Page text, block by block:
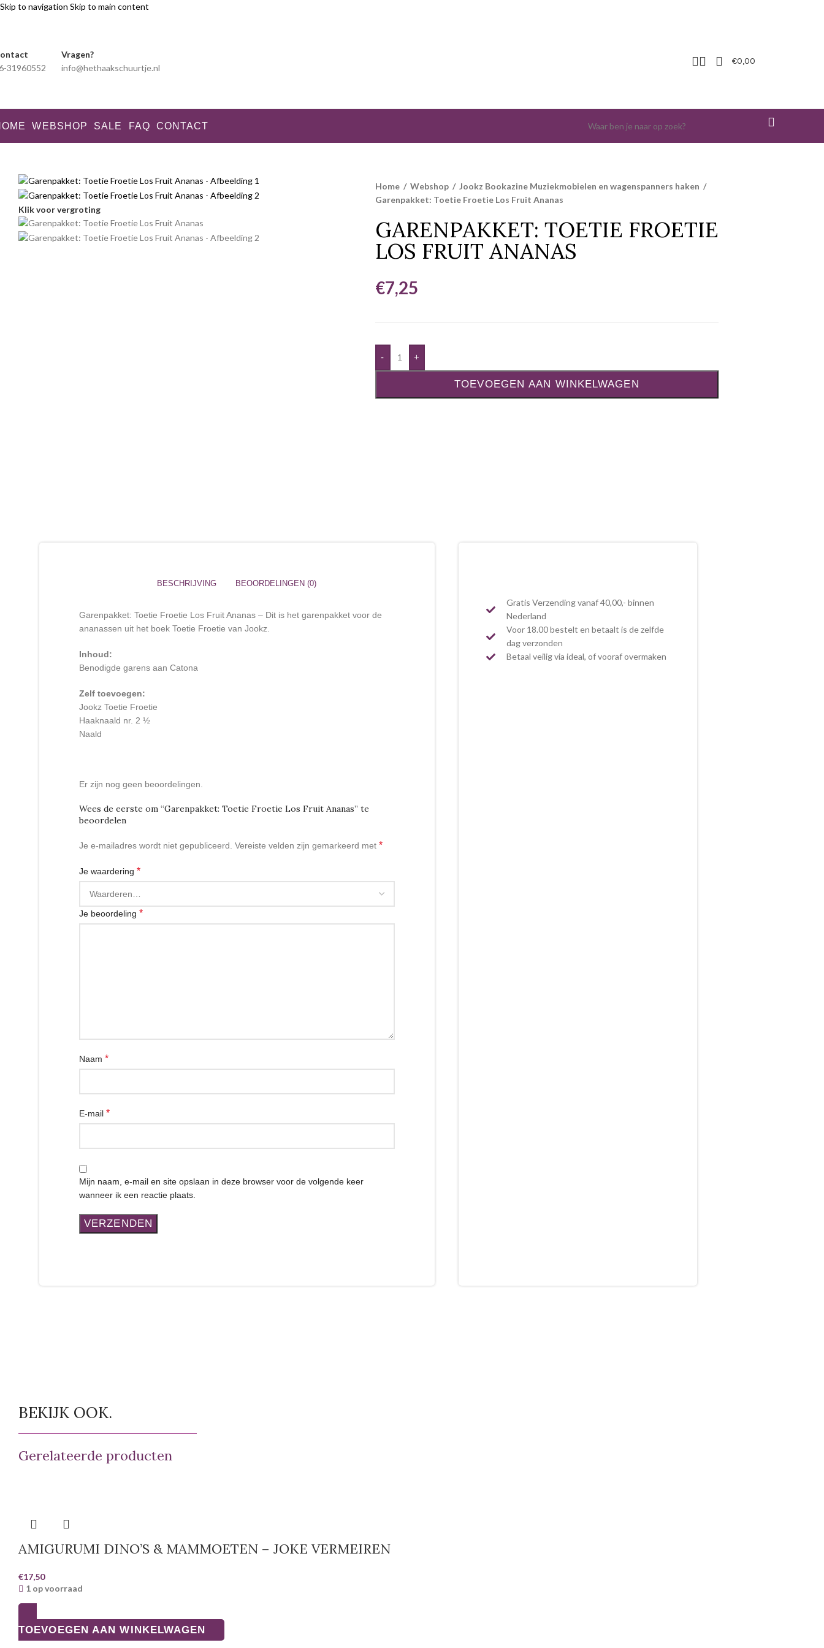
Skip to navigation Skip to main content
31960552
Vragen?
info@hethaakschuurtje.nl
€0,00
WEBSHOP SALE FAQ CONTACT
Klik voor vergroting
Home / Webshop / Jookz Bookazine Muziekmobielen en wagenspanners haken /
Garenpakket: Toetie Froetie Los Fruit Ananas
GARENPAKKET: TOETIE FROETIE
LOS FRUIT ANANAS
€7,25
- +
TOEVOEGEN AAN WINKELWAGEN
BESCHRIJVING BEOORDELINGEN (0)
Garenpakket: Toetie Froetie Los Fruit Ananas – Dit is het garenpakket voor de
ananassen uit het boek Toetie Froetie van Jookz.
Inhoud:
Benodigde garens aan Catona
Zelf toevoegen:
Jookz Toetie Froetie
Haaknaald nr. 2 ½
Naald
Er zijn nog geen beoordelingen.
Wees de eerste om “Garenpakket: Toetie Froetie Los Fruit Ananas” te
beoordelen
Je e-mailadres wordt niet gepubliceerd. Vereiste velden zijn gemarkeerd met *
Je waardering *
Je beoordeling *
Naam *
E-mail *
Mijn naam, e-mail en site opslaan in deze browser voor de volgende keer
wanneer ik een reactie plaats.
Gratis Verzending vanaf 40,00,- binnen
Nederland
Voor 18.00 bestelt en betaalt is de zelfde
dag verzonden
Betaal veilig via ideal, of vooraf overmaken
BEKIJK OOK.
Gerelateerde producten
AMIGURUMI DINO’S & MAMMOETEN – JOKE VERMEIREN
€17,50
1 op voorraad
TOEVOEGEN AAN WINKELWAGEN